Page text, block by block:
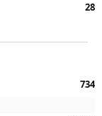
28
734